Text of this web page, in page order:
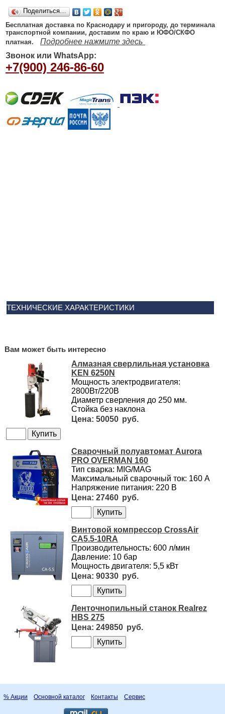
Поделиться…
Бесплатная доставка по Краснодару и пригороду, до терминала
транспортной компании, доставим по краю и ЮФО/СКФО
платная.
Подробнее нажмите здесь
Звонок или WhatsApp:
+7(900) 246-86-60
ТЕХНИЧЕСКИЕ ХАРАКТЕРИСТИКИ
Вам может быть интересно
Алмазная сверлильная установка
KEN 6250N
Мощность электродвигателя:
2800Вт/220В
Диаметр сверления до 250 мм.
Стойка без наклона
50050
Сварочный полуавтомат Aurora
PRO OVERMAN 160
Тип сварка: MIG/MAG
Максимальный сварочный ток: 160 А
Напряжение питания: 220 В
27460
Винтовой компрессор CrossAir
CA5.5-10RA
Производительность: 600 л/мин
Давление: 10 бар
Мощность двигателя: 5,5 кВт
90330
Ленточнопильный станок Realrez
HBS 275
249850
% Акции Основной каталог Контакты Сервис